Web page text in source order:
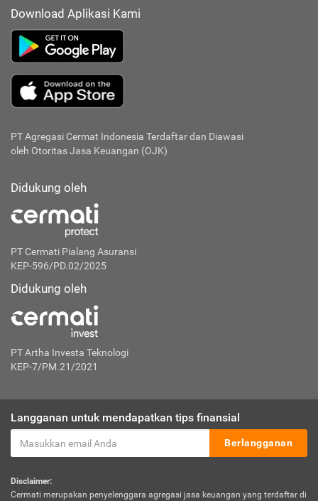
Download Aplikasi Kami
PT Agregasi Cermat Indonesia Terdaftar dan Diawasi
oleh Otoritas Jasa Keuangan (OJK)
Didukung oleh
PT Cermati Pialang Asuransi
KEP-596/PD.02/2025
Didukung oleh
PT Artha Investa Teknologi
KEP-7/PM.21/2021
Langganan untuk mendapatkan tips finansial
Berlangganan
Disclaimer:
Cermati merupakan penyelenggara agregasi jasa keuangan yang terdaftar di